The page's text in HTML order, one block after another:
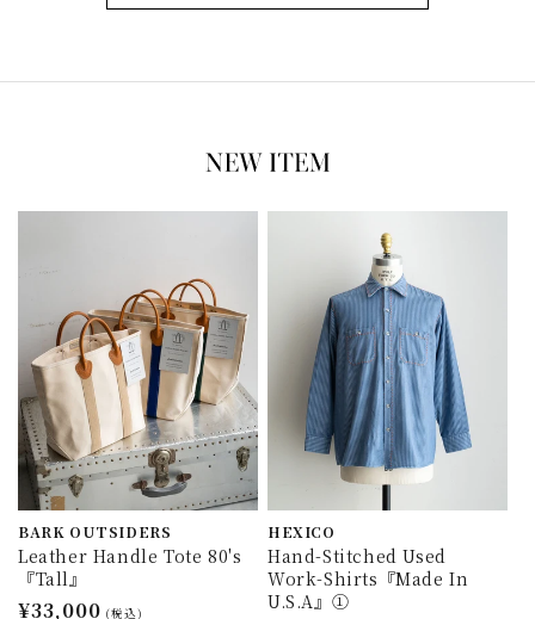
BARK OUTSIDERS
Leather Handle Tote 80's
『Tall』
通
¥33,000 (税込)
HEXICO
Hand-Stitched Used
Work-Shirts『Made In
U.S.A』①